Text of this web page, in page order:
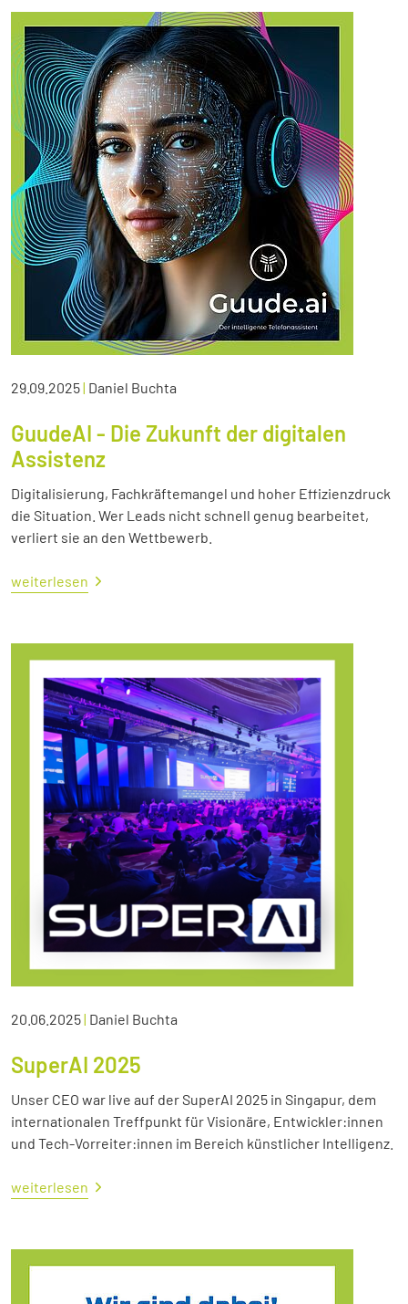
29.09.2025| Daniel Buchta
GuudeAI - Die Zukunft der digitalen
Assistenz
Digitalisierung, Fachkräftemangel und hoher Effizienzdruck
die Situation. Wer Leads nicht schnell genug bearbeitet,
verliert sie an den Wettbewerb.
weiterlesen
20.06.2025| Daniel Buchta
SuperAI 2025
Unser CEO war live auf der SuperAI 2025 in Singapur, dem
internationalen Treffpunkt für Visionäre, Entwickler:innen
und Tech-Vorreiter:innen im Bereich künstlicher Intelligenz.
weiterlesen